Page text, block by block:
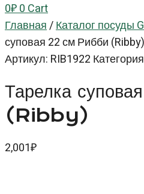
0₽0Cart
Главная/Каталог посуды
суповая 22 см Рибби (Ribby)
Артикул: RIB1922
Тарелка
(Ribby)
2,001₽